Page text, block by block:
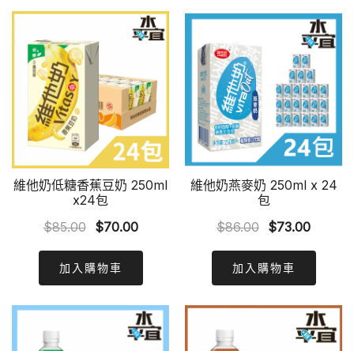
維他奶低糖香蕉豆奶 250ml
x24包
$85.00
Original
was:
$85.00.
$70.00Current
$70.00.
加入購物車
維他奶燕麥奶 250ml x 24
包
$86.00 Original
was:
$86.00.
$73.00
加入購物車